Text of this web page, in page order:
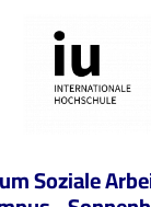
Soziale